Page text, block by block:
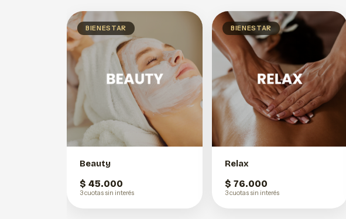
BIENESTAR
Beauty
$ 45.000
3 cuotas sin interés
BIENESTAR
Relax
$ 76.000
3 cuotas sin interés